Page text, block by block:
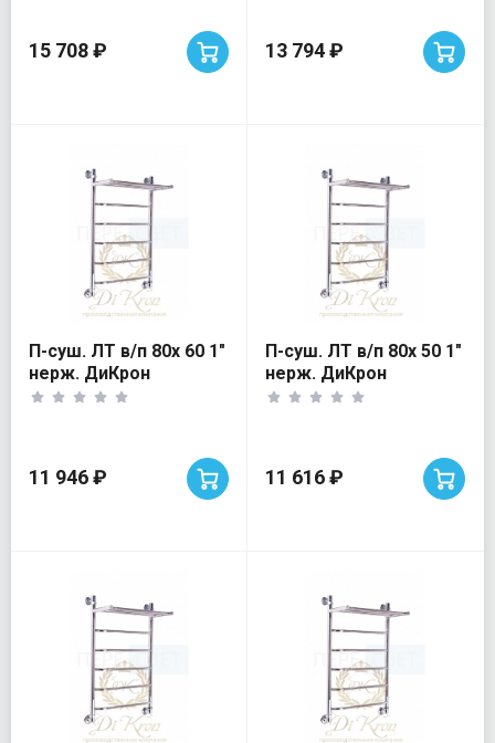
15 708 ₽ 13 794 ₽
П-суш. ЛТ в/п 80х 60 1"
нерж. ДиКрон
11 946 ₽
П-суш. ЛТ в/п 80х 50 1"
нерж. ДиКрон
11 616 ₽